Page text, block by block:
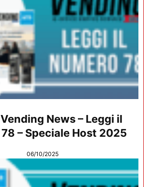
News – Leggi il
– Speciale Host 2025
06/10/2025